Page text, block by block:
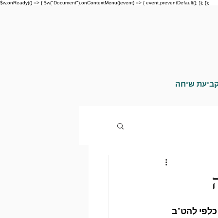
$w.onReady(() => { $w("Document").onContextMenu((event) => { event.preventDefault(); }); });
שיחה
כלפי להט"ב